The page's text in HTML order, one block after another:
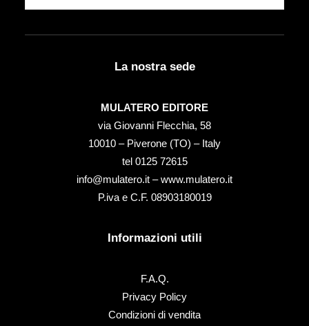
La nostra sede
MULATERO EDITORE
via Giovanni Flecchia, 58
10010 – Piverone (TO) – Italy
tel ‭0125 72615‬
info@mulatero.it –www.mulatero.it
P.iva e C.F. 08903180019
Informazioni utili
F.A.Q.
Privacy Policy
Condizioni di vendita